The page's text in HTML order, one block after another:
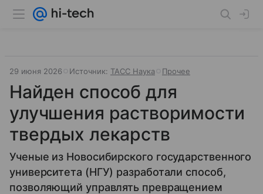
29 июня 2026 Источник: ТАСС Наука Прочее
Найден способ для
улучшения растворимости
твердых лекарств
Ученые из Новосибирского государственного
университета (НГУ) разработали способ,
позволяющий управлять превращением